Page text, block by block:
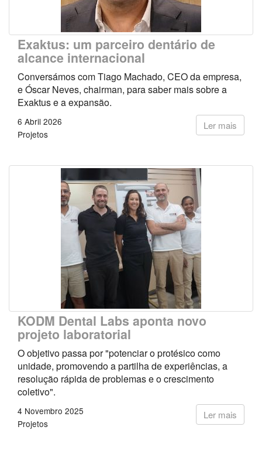
Exaktus: um parceiro dentário de
alcance internacional
Conversámos com Tiago Machado, CEO da empresa,
e Óscar Neves, chairman, para saber mais sobre a
Exaktus e a expansão.
Ler mais
6 Abril 2026
Projetos
KODM Dental Labs aponta novo
projeto laboratorial
O objetivo passa por "potenciar o protésico como
unidade, promovendo a partilha de experiências, a
resolução rápida de problemas e o crescimento
coletivo".
Ler mais
4 Novembro 2025
Projetos